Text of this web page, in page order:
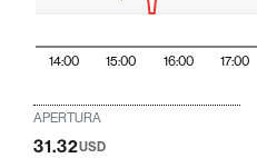
14:00 15:00 16:00 17:00
APERTURA
31.32USD